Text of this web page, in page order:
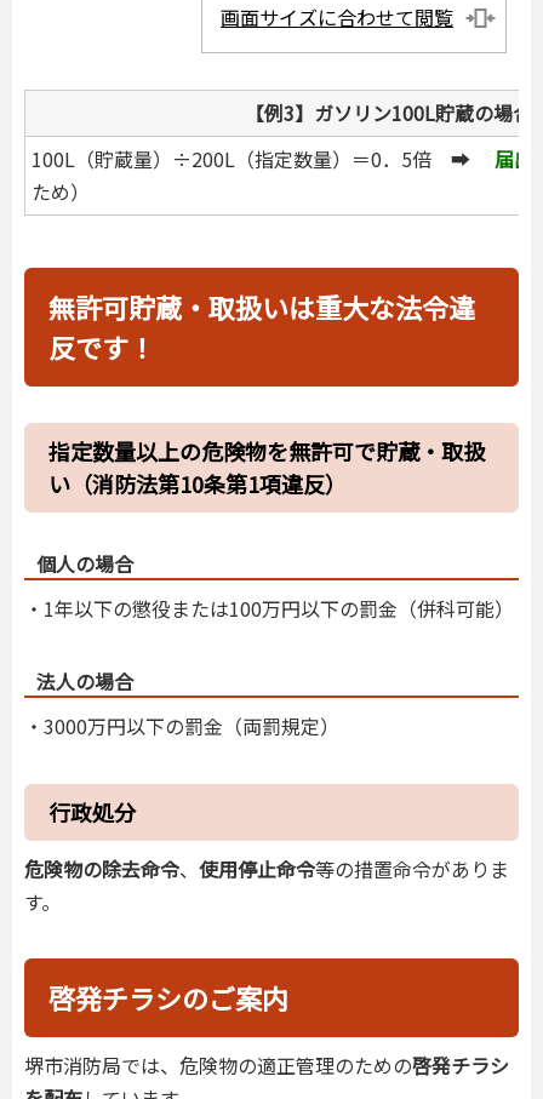
画面サイズに合わせて閲覧
【例3】ガソリン100L貯蔵の場合
100L（貯蔵量）÷200L（指定数量）＝0．5倍 ➡ 届出
ため）
無許可貯蔵・取扱いは重大な法令違
反です！
指定数量以上の危険物を無許可で貯蔵・取扱
い（消防法第10条第1項違反）
個人の場合
・1年以下の懲役または100万円以下の罰金（併科可能）
法人の場合
・3000万円以下の罰金（両罰規定）
行政処分
危険物の除去命令、 使用停止命令等の措置命令がありま
す。
啓発チラシのご案内
堺市消防局では、危険物の適正管理のための啓発チラシ